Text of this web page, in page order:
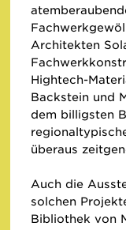
Architekten
Hightech-
Backstein und
dem billigsten
überaus
Auch die
solchen
Bibliothek von